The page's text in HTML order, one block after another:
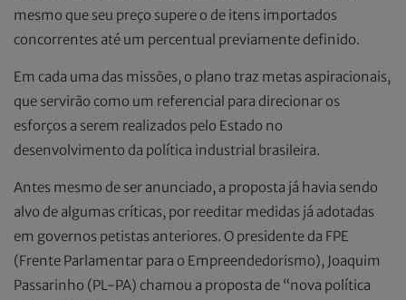
mesmo que seu preço supere o de itens importados
concorrentes até um percentual previamente definido.
Em cada uma das missões, o plano traz metas aspiracionais,
que servirão como um referencial para direcionar os
esforços a serem realizados pelo Estado no
desenvolvimento da política industrial brasileira.
Antes mesmo de ser anunciado, a proposta já havia sendo
alvo de algumas críticas, por reeditar medidas já adotadas
em governos petistas anteriores. O presidente da FPE
(Frente Parlamentar para o Empreendedorismo), Joaquim
Passarinho (PL-PA) chamou a proposta de “nova política